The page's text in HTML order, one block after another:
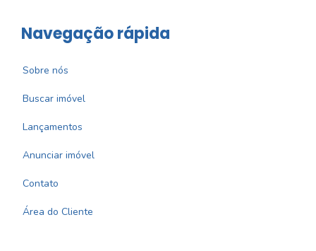
Navegação rápida
Sobre nós
Buscar imóvel
Lançamentos
Anunciar imóvel
Contato
Área do Cliente